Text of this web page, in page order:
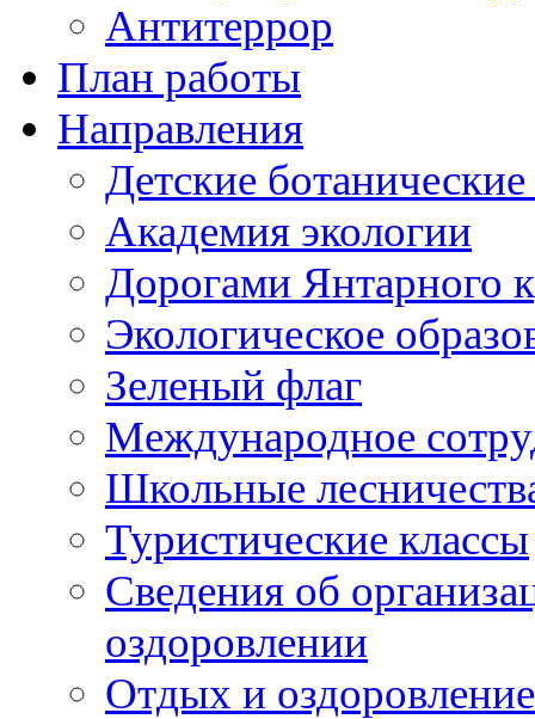
Антитеррор
План работы
Направления
Детские
Академия экологии
Дорогами Янтарного
Экологическое
Зеленый флаг
Международное
Школьные
Туристические классы
Сведения об
оздоровлении
Отдых и